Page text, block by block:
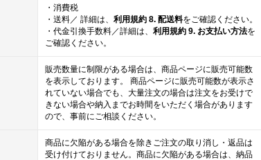
・消費税
・送料／ 詳細は、 利用規約 8. 配送料をご確認ください。
・代金引換手数料／詳細は、 利用規約 9. お支払い方法を
ご確認ください。
販売数量に制限がある場合は、商品ページに販売可能数
を表示しております。 商品ページに販売可能数が表示さ
れていない場合でも、大量注文の場合は注文をお受けで
きない場合や納入までお時間をいただく場合があります
ので、事前にご相談ください。
商品に欠陥がある場合を除きご注文の取り消し・返品は
受け付けておりません。商品に欠陥がある場合は、納品